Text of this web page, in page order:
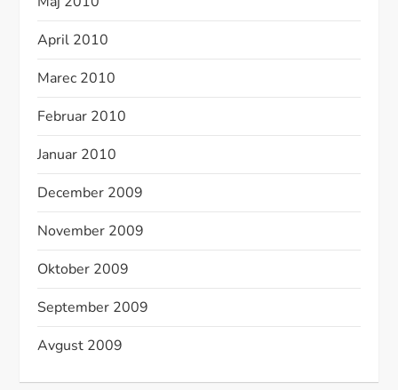
April 2010
Marec 2010
Februar 2010
Januar 2010
December 2009
November 2009
Oktober 2009
September 2009
Avgust 2009